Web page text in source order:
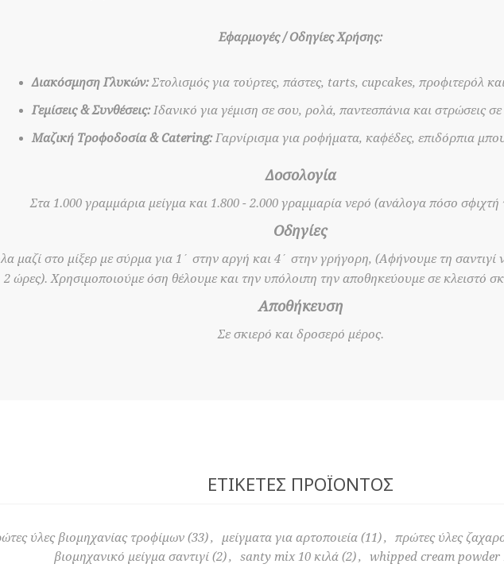
Εφαρμογές / Οδηγίες Χρήσης:
Διακόσμηση Γλυκών:Στολισμός για τούρτες, πάστες, tarts, cupcakes, προφιτερόλ
Γεμίσεις & Συνθέσεις:Ιδανικό για γέμιση σε σου, ρολά, παντεσπάνια και στρώσεις
Μαζική Τροφοδοσία & Catering:Γαρνίρισμα για ροφήματα, καφέδες, επιδόρπια
Δοσολογία
Στα 1.000 γραμμάρια μείγμα και 1.800 - 2.000 γραμμαρία νερό (ανάλογα πόσο σφιχτή
Οδηγίες
μαζί στο μίξερ με σύρμα για 1΄ στην αργή και 4΄ στην γρήγορη, (Αφήνουμε τη σαντιγί
2 ώρες). Χρησιμοποιούμε όση θέλουμε και την υπόλοιπη την αποθηκεύουμε σε κλειστό
Αποθήκευση
Σε σκιερό και δροσερό μέρος.
ΕΤΙΚΈΤΕΣ ΠΡΟΪΌΝΤΟΣ
ύλες βιομηχανίας τροφίμων (33), μείγματα για αρτοποιεία (11), πρώτες ύλες
βιομηχανικό μείγμα σαντιγί (2), santy mix 10 κιλά (2), whipped cream powder